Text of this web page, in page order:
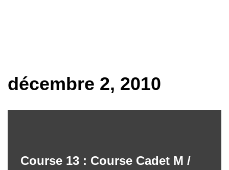
décembre 2, 2010
Course 13 : Course Cadet M /